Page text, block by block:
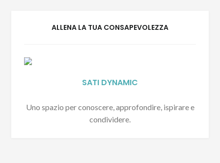
ALLENA LA TUA CONSAPEVOLEZZA
SATI DYNAMIC
Uno spazio per conoscere, approfondire, ispirare e
condividere.